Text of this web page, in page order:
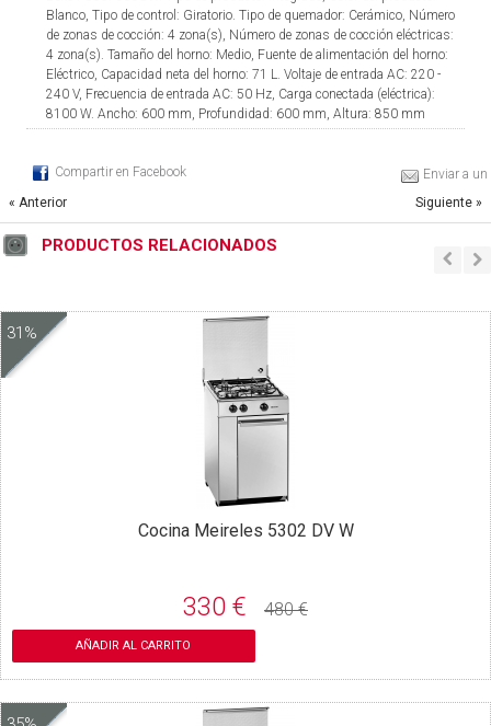
Blanco, Tipo de control: Giratorio. Tipo de quemador: Cerámico, Número
de zonas de cocción: 4 zona(s), Número de zonas de cocción eléctricas:
4 zona(s). Tamaño del horno: Medio, Fuente de alimentación del horno:
Eléctrico, Capacidad neta del horno: 71 L. Voltaje de entrada AC: 220 -
240 V, Frecuencia de entrada AC: 50 Hz, Carga conectada (eléctrica):
8100 W. Ancho: 600 mm, Profundidad: 600 mm, Altura: 850 mm
Compartir en Facebook
Enviar a
« Anterior
Siguiente »
PRODUCTOS RELACIONADOS
31%
Cocina Meireles 5302 DV W
330 € 480 €
AÑADIR AL CARRITO